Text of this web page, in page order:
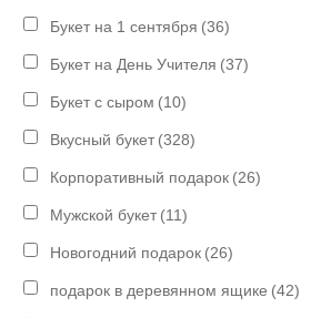
Букет на 1 сентября (36)
Букет на День Учителя (37)
Букет с сыром (10)
Вкусный букет (328)
Корпоративный подарок (26)
Мужской букет (11)
Новогодний подарок (26)
подарок в деревянном ящике (42)